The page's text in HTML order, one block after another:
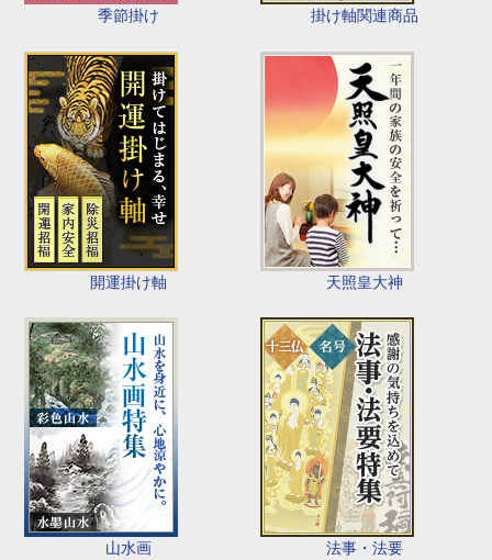
季節掛け 掛け軸関連商品
開運掛け軸 天照皇大神
山水画 法事・法要